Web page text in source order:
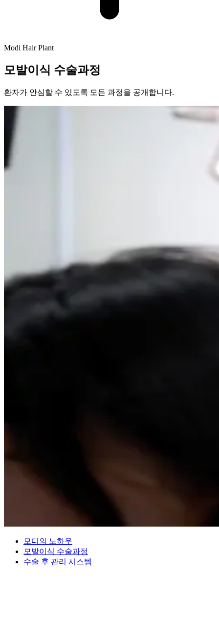
Modi Hair Plant
모발이식 수술과정
환자가 안심할 수 있도록 모든 과정을 공개합니다.
모디의 노하우
모발이식 수술과정
수술 후 관리 시스템